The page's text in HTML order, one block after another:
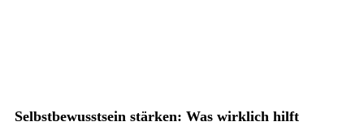
Selbstbewusstsein stärken: Was wirklich hilft